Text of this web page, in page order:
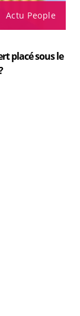
Actu People
placé sous le